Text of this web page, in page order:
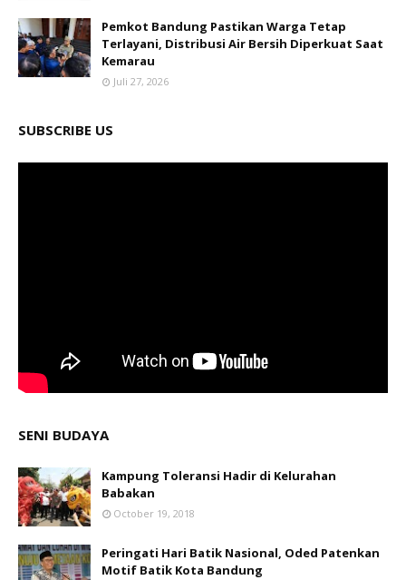
Pemkot Bandung Pastikan Warga Tetap
Terlayani, Distribusi Air Bersih Diperkuat Saat
Kemarau
Juli 27, 2026
SUBSCRIBE US
SENI BUDAYA
Kampung Toleransi Hadir di Kelurahan
Babakan
October 19, 2018
Peringati Hari Batik Nasional, Oded Patenkan
Motif Batik Kota Bandung